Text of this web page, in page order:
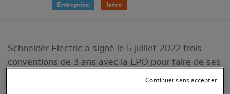
Entreprise
Isère
Schneider Electric a signé le 5 juillet 2022 trois
conventions de 3 ans avec la LPO pour faire de ses
sites isérois des Refuges LPO "entreprises".
Continuer sans accepter